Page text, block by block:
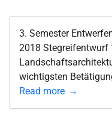
3. Semester
2018 Stegreifentwurf
wichtigsten
Read more